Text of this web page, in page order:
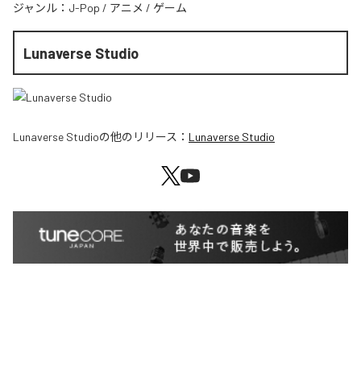
ジャンル： J-Pop / アニメ / ゲーム
Lunaverse Studio
Lunaverse Studioの他のリリース： Lunaverse Studio